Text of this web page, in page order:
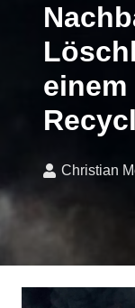
einem
Christian